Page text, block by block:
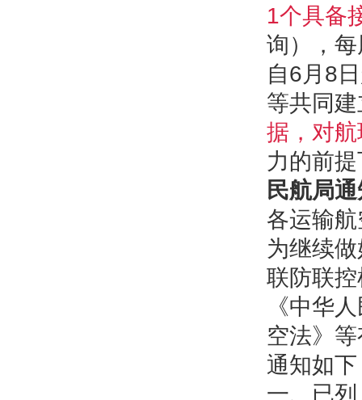
1个具备
询），
自6月8
等共同
据，对
力的前
民航局
各运输
为继续
联防联
《中华
空法》
通知如
一、已